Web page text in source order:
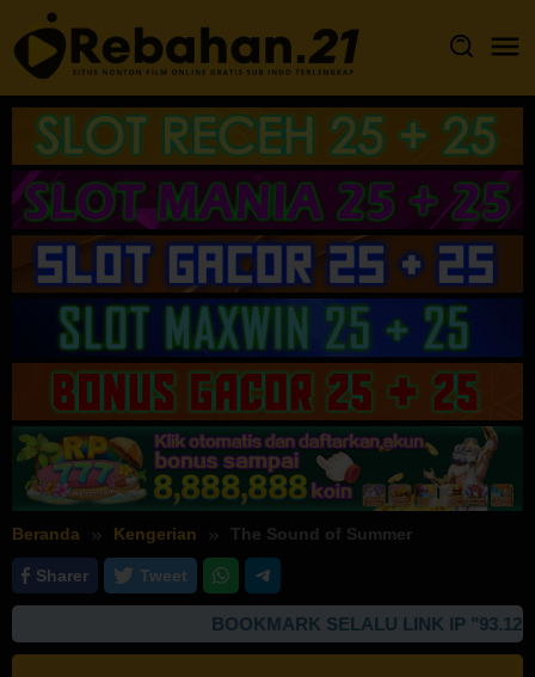
Loncat
ke
konten
Beranda Kengerian The Sound of Summer
Sharer Tweet
BOOKMARK SELALU LINK IP